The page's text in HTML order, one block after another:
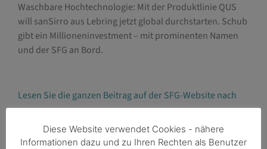
Waschbare Hochtechnologie: Mit der Produktlinie QUS
will sanSirro aus Lebring jetzt global durchstarten. Schub
gibt ein Millioneninvestment – mit prominenten Namen
und der SFG an Bord.
Lesen Sie die ganzen Beitrag auf der SFG-Website nach
Diese Website verwendet Cookies - nähere
Informationen dazu und zu Ihren Rechten als Benutzer